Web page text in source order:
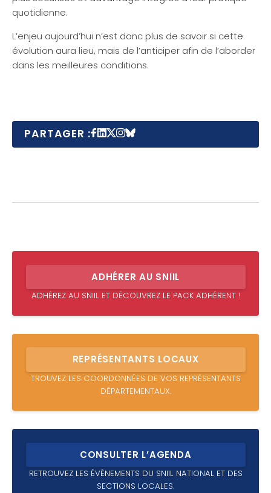
quotidienne.
L’enjeu aujourd’hui n’est donc plus de savoir si cette
évolution aura lieu, mais de l’anticiper afin de l’aborder
dans les meilleures conditions.
PARTAGER :
ADHÉRER AU SNIIL
ADHÉREZ AU SNIIL ET DÉCOUVREZ LE PACK ADHÉRENT !
REPRÉSENTANTS LOCAUX
TROUVEZ LES COORDONNÉES DE VOS REPRÉSENTANTS
DÉPARTEMENTAUX.
CONSULTER L’AGENDA
RETROUVEZ LES ÉVÈNEMENTS DU SNIIL NATIONAL ET DES
SECTIONS LOCALES.